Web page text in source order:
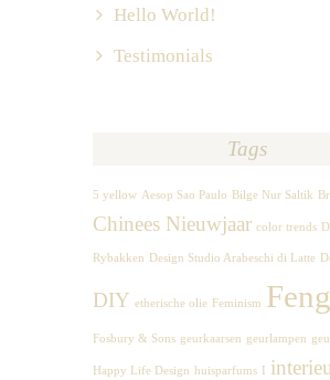
Hello World!
Testimonials
Tags
5 yellow Aesop Sao Paulo Bilge Nur Saltik
Chinees Nieuwjaar color trends
Rybakken Design Studio Arabeschi di Latte
DIY etherische olie Feminism
Fosbury & Sons geurkaarsen geurlampen
Happy Life Design huisparfums